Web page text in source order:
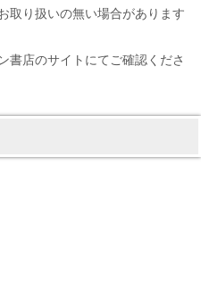
取り扱いの無い場合があります
書店のサイトにてご確認くださ